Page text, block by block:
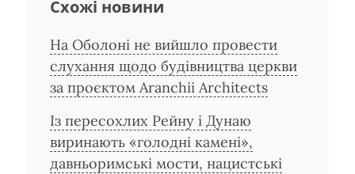
Схожі новини
На Оболоні не вийшло провести
слухання щодо будівництва церкви
за проєктом Aranchii Architects
Із пересохлих Рейну і Дунаю
виринають «голодні камені»,
давньоримські мости, нацистські